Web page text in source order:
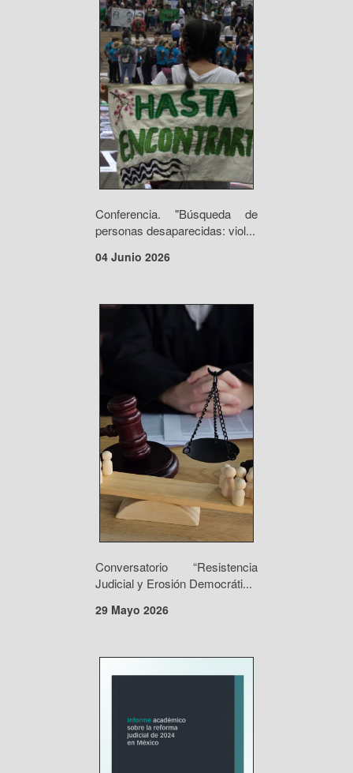
Conferencia. "Búsqueda de
personas desaparecidas: viol...
04 Junio 2026
Conversatorio “Resistencia
Judicial y Erosión Democráti...
29 Mayo 2026